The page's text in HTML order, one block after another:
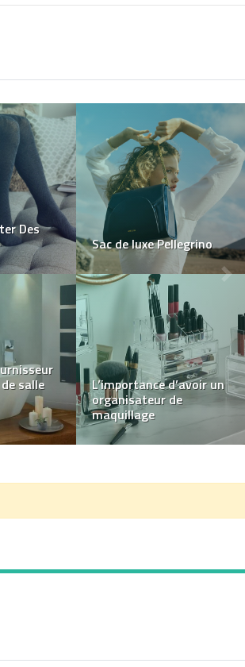
table
Comment choisir des
bijoux qui améliorent
votre apparence ?
une
un
Vêtements pour
enfants : Comment
choisir des pièces
tendance qui résistent
au temps ?